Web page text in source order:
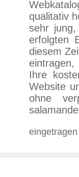
qualitativ
sehr
erfolgten
diesem
Ihre
Website
ohne